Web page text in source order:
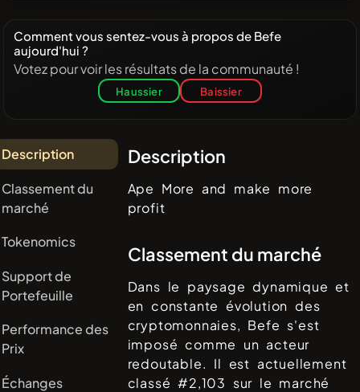
Comment vous sentez-vous à propos de Befe
aujourd'hui ?
Votez pour voir les résultats de la communauté !
Haussier Baissier
Description
Classement du
marché
Tokenomics
Support de
Portefeuille
Performance des
Prix
Échanges
Description
Ape More and make more
profit
Classement du marché
Dans le paysage dynamique et
en constante évolution des
cryptomonnaies, Befe s'est
imposé comme un acteur
redoutable. Il est actuellement
classé #2,103 sur le marché